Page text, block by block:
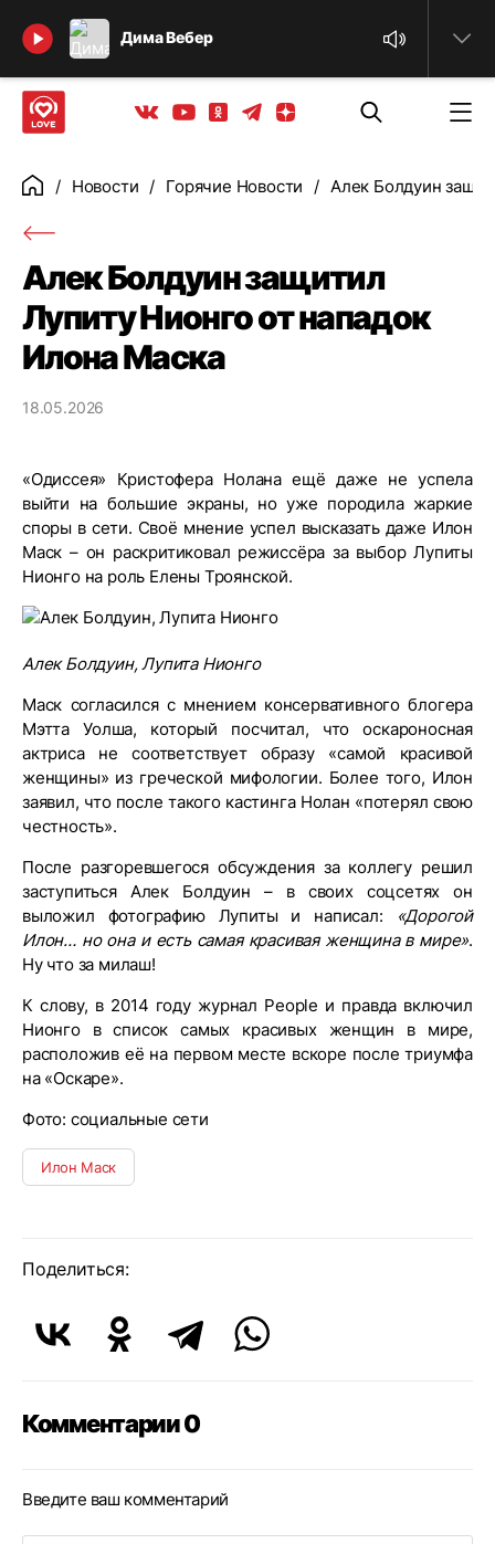
Дима Вебер
Найти
Вконтакте
YoutubeОдноклассники
ТелеграмЯндекс дзен
ГлавнаяНовости Горячие Новости Алек Болдуин
Алек Болдуин защитил
Лупиту Нионго от нападок
Илона Маска
18.05.2026
«Одиссея» Кристофера Нолана ещё даже не успела
выйти на большие экраны, но уже породила жаркие
споры в сети. Своё мнение успел высказать даже Илон
Маск – он раскритиковал режиссёра за выбор Лупиты
Нионго на роль Елены Троянской.
Алек Болдуин, Лупита Нионго
Маск согласился с мнением консервативного блогера
Мэтта Уолша, который посчитал, что оскароносная
актриса не соответствует образу «самой красивой
женщины» из греческой мифологии. Более того, Илон
заявил, что после такого кастинга Нолан «потерял свою
честность».
После разгоревшегося обсуждения за коллегу решил
заступиться Алек Болдуин – в своих соцсетях он
выложил фотографию Лупиты и написал:
«Дорогой
Илон… но она и есть самая красивая женщина в мире».
Ну что за милаш!
К слову, в 2014 году журнал People и правда включил
Нионго в список самых красивых женщин в мире,
расположив её на первом месте вскоре после триумфа
на «Оскаре».
Фото: социальные сети
Илон Маск
Поделиться:
Комментарии 0
Введите ваш комментарий